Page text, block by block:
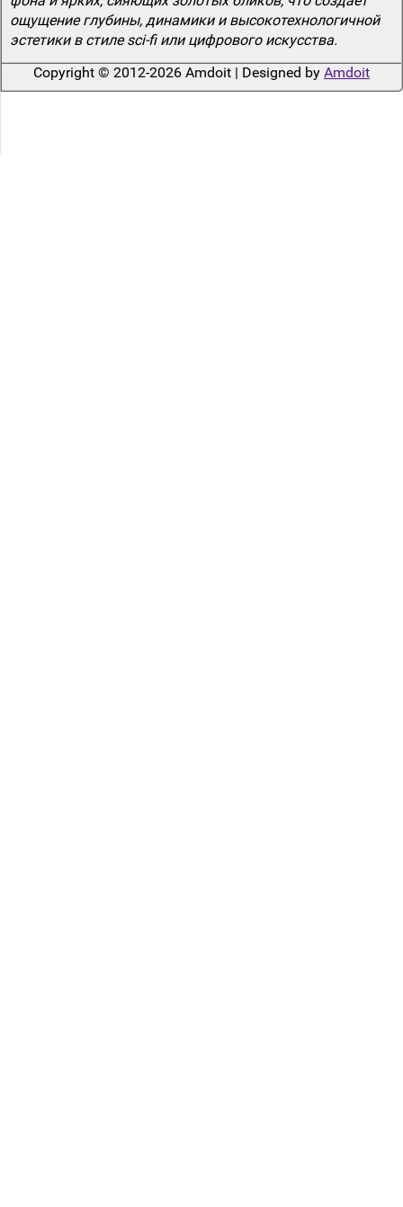
ощущение глубины, динамики и высокотехнологичной
эстетики в стиле sci-fi или цифрового искусства.
Copyright © 2012-2026 Amdoit | Designed by Amdoit